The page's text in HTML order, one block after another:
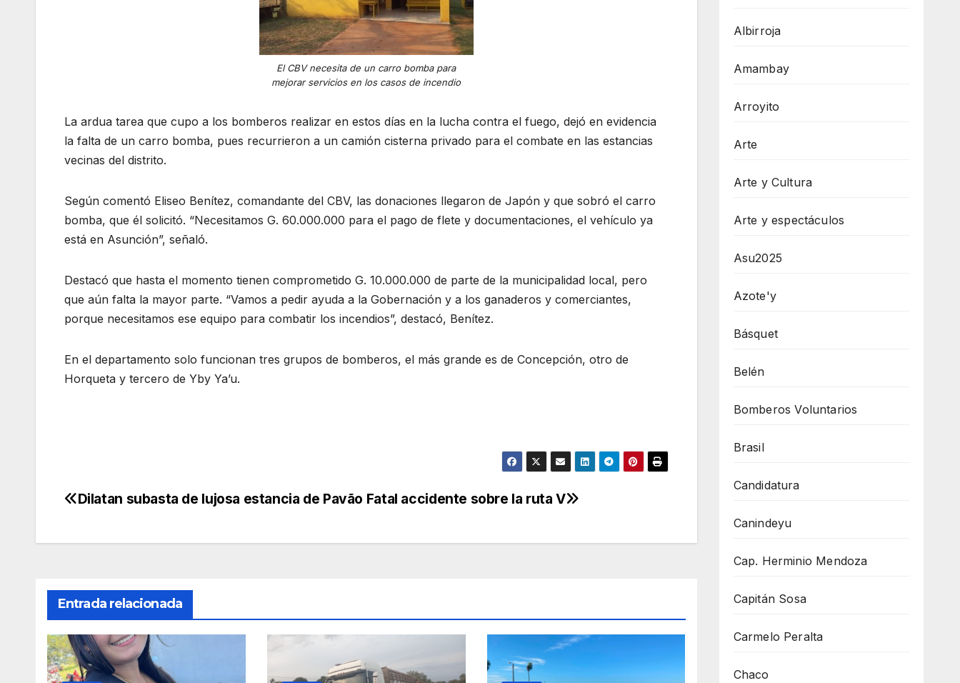
El CBV necesita de un carro bomba para
mejorar servicios en los casos de incendio
La ardua tarea que cupo a los bomberos realizar en estos días en la lucha contra el fuego, dejó en evidencia
la falta de un carro bomba, pues recurrieron a un camión cisterna privado para el combate en las estancias
vecinas del distrito.
Según comentó Eliseo Benítez, comandante del CBV, las donaciones llegaron de Japón y que sobró el carro
bomba, que él solicitó. “Necesitamos G. 60.000.000 para el pago de flete y documentaciones, el vehículo ya
está en Asunción”, señaló.
Destacó que hasta el momento tienen comprometido G. 10.000.000 de parte de la municipalidad local, pero
que aún falta la mayor parte. “Vamos a pedir ayuda a la Gobernación y a los ganaderos y comerciantes,
porque necesitamos ese equipo para combatir los incendios”, destacó, Benítez.
En el departamento solo funcionan tres grupos de bomberos, el más grande es de Concepción, otro de
Horqueta y tercero de Yby Ya’u.
Navegación
Fatal accidente sobre la ruta V
Dilatan subasta de lujosa estancia de Pavão
Entrada relacionada
Albirroja
Amambay
Arroyito
Arte
Arte y Cultura
Arte y espectáculos
Asu2025
Azote'y
Básquet
Belén
Bomberos Voluntarios
Brasil
Candidatura
Canindeyu
Cap. Herminio Mendoza
Capitán Sosa
Carmelo Peralta
Chaco